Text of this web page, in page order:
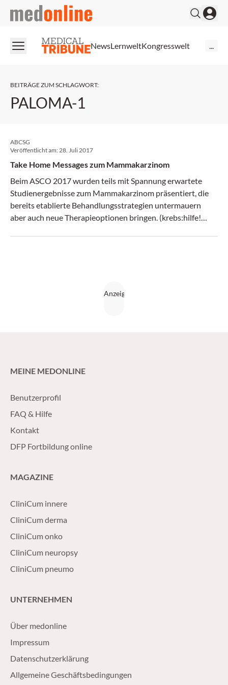
medonline
NewsLernweltKongresswelt
BEITRÄGE ZUM SCHLAGWORT:
PALOMA-1
ABCSG
Veröffentlicht am:28. Juli 2017
Take Home Messages zum Mammakarzinom
Beim ASCO 2017 wurden teils mit Spannung erwartete
Studienergebnisse zum Mammakarzinom präsentiert, die
bereits etablierte Behandlungsstrategien untermauern
aber auch neue Therapieoptionen bringen. (krebs:hilfe!
MEINE MEDONLINE
Benutzerprofil
FAQ & Hilfe
Kontakt
DFP Fortbildung online
MAGAZINE
CliniCum innere
CliniCum derma
CliniCum onko
CliniCum neuropsy
CliniCum pneumo
UNTERNEHMEN
Über medonline
Impressum
Datenschutzerklärung
Allgemeine Geschäftsbedingungen